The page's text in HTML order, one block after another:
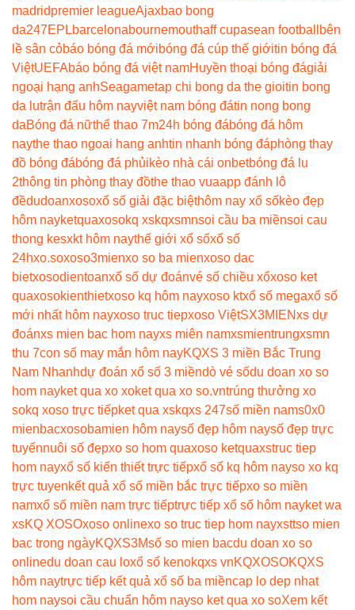
madridpremier leagueAjaxbao bong
da247EPLbarcelonabournemouthaff cupasean football
bên
lề sân cỏbáo bóng đá mớibóng đá cúp thế giớitin bóng đá
ViệtUEFAbáo bóng đá việt namHuyền thoại bóng đágiải
ngoại hạng anhSeagametap chi bong da the gioitin bong
da lutrận đấu hôm nayviệt nam bóng đátin nong bong
daBóng đá nữthể thao 7m24h bóng đábóng đá hôm
naythe thao ngoai hang anhtin nhanh bóng đáphòng thay
đồ bóng đábóng đá phủikèo nhà cái onbetbóng đá lu
2thông tin phòng thay đồthe thao vuaapp đánh lô
đềdudoanxosoxổ số giải đặc biệthôm nay xổ sốkèo đẹp
hôm nayketquaxosokq xskqxsmnsoi cầu ba miềnsoi cau
thong kesxkt hôm naythế giới xổ sốxổ số
24hxo.soxoso3mienxo so ba mienxoso dac
bietxosodientoanxổ số dự đoánvé số chiều xổxoso ket
quaxosokienthietxoso kq hôm nayxoso ktxổ số megaxổ số
mới nhất hôm nayxoso truc tiepxoso ViệtSX3MIENxs dự
đoánxs mien bac hom nayxs miên namxsmientrungxsmn
thu 7con số may mắn hôm nayKQXS 3 miền Bắc Trung
Nam Nhanhdự đoán xổ số 3 miềndò vé sốdu doan xo so
hom nayket qua xo xoket qua xo so.vntrúng thưởng xo
sokq xoso trực tiếpket qua xskqxs 247số miền nams0x0
mienbacxosobamien hôm naysố đẹp hôm naysố đẹp trực
tuyếnnuôi số đẹpxo so hom quaxoso ketquaxstruc tiep
hom nayxổ số kiến thiết trực tiếpxổ số kq hôm nayso xo kq
trực tuyenkết quả xổ số miền bắc trực tiếpxo so miền
namxổ số miền nam trực tiếptrực tiếp xổ số hôm nayket wa
xsKQ XOSOxoso onlinexo so truc tiep hom nayxsttso mien
bac trong ngàyKQXS3Msố so mien bacdu doan xo so
onlinedu doan cau loxổ số kenokqxs vnKQXOSOKQXS
hôm naytrực tiếp kết quả xổ số ba miềncap lo dep nhat
hom naysoi cầu chuẩn hôm nayso ket qua xo soXem kết